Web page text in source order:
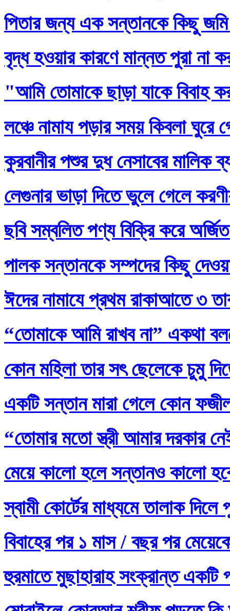
পিতার জন্য এক সন্তানকে কিছু জমি
বৃদ্ধ হওয়ার কারণে মান্নত পুরা না
"আমি তোমাকে ছাড়া যাকে
লঞ্চে নামায পড়ার সময় কিবলা ঘুরে
কুরবানীর পশুর দুধ নেসাবের মালিক
লেগুনার ভাড়া দিতে ভুলে গেলে
ছবি সম্বলিত পণ্য বিক্রি করে
পালক সন্তানকে সম্পদের কিছু
ঈদের নামাযে প্রথম রাকাআতে ৩
“তোমাকে আমি রাখব না” একথা
কোন মহিলা তার সৎ ছেলেকে চুমু
একটি সন্তান মারা গেলে কোন
“তোমার মতো স্ত্রী আমার দরকার
মেয়ে কালো হলে সন্তানও কালো
স্বামী কোর্টের মাধ্যমে তালাক দিলে
বিবাহের পর ১ মাস / বছর পর
হুরমাতে মুছাহারাহ সংক্রান্ত